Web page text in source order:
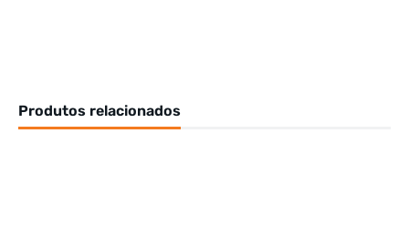
Produtos relacionados